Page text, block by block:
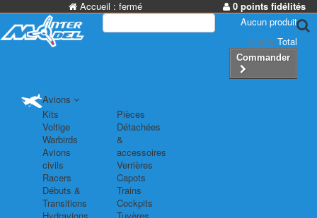
Accueil : fermé
0 points fidélités
Aucun produit
0,00 € Total
Commander
Avions
Kits
Voltige
Warbirds
Avions
civils
Racers
Débuts &
Transitions
Hydravions
Pièces
Détachées
&
accessoires
Verrières
Capots
Trains
Cockpits
Tuyères